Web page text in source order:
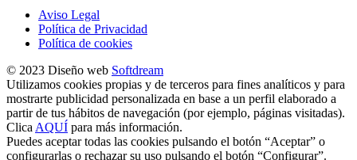
Aviso Legal
Política de Privacidad
Política de cookies
© 2023 Diseño web Softdream
Utilizamos cookies propias y de terceros para fines analíticos y para
mostrarte publicidad personalizada en base a un perfil elaborado a
partir de tus hábitos de navegación (por ejemplo, páginas visitadas).
Clica AQUÍ para más información.
Puedes aceptar todas las cookies pulsando el botón “Aceptar” o
configurarlas o rechazar su uso pulsando el botón “Configurar”.